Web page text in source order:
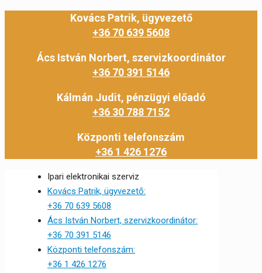
Kovács Patrik, ügyvezető
+36 70 639 5608
Ács István Norbert, szervizkoordinátor
+36 70 391 5146
Kálmán Judit, pénzügyi előadó
+36 30 788 7152
Központi telefonszám
+36 1 426 1276
Ipari elektronikai szerviz
Kovács Patrik, ügyvezető:
+36 70 639 5608
Ács István Norbert, szervizkoordinátor:
+36 70 391 5146
Központi telefonszám:
+36 1 426 1276